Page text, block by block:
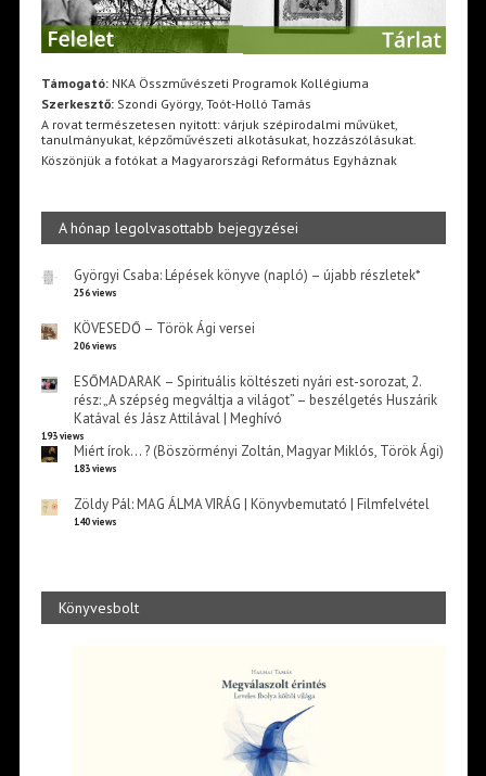
Támogató:NKA Összművészeti Programok Kollégiuma
Szerkesztő:Szondi György, Toót-Holló Tamás
A rovat természetesen nyitott: várjuk szépirodalmi művüket,
tanulmányukat, képzőművészeti alkotásukat, hozzászólásukat.
Köszönjük a fotókat a Magyarországi Református Egyháznak
A hónap legolvasottabb bejegyzései
Györgyi Csaba: Lépések könyve (napló) – újabb részletek*
256 views
KÖVESEDŐ – Török Ági versei
206 views
ESŐMADARAK – Spirituális költészeti nyári est-sorozat, 2.
rész: „A szépség megváltja a világot” – beszélgetés Huszárik
Katával és Jász Attilával | Meghívó
193 views
Miért írok… ? (Böszörményi Zoltán, Magyar Miklós, Török Ági)
183 views
Zöldy Pál: MAG ÁLMA VIRÁG | Könyvbemutató | Filmfelvétel
140 views
Könyvesbolt